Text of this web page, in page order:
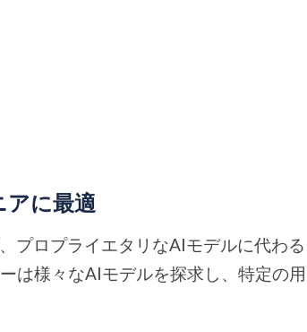
アに最適
プロプライエタリなAIモデルに代わる
は様々なAIモデルを探求し、特定の用